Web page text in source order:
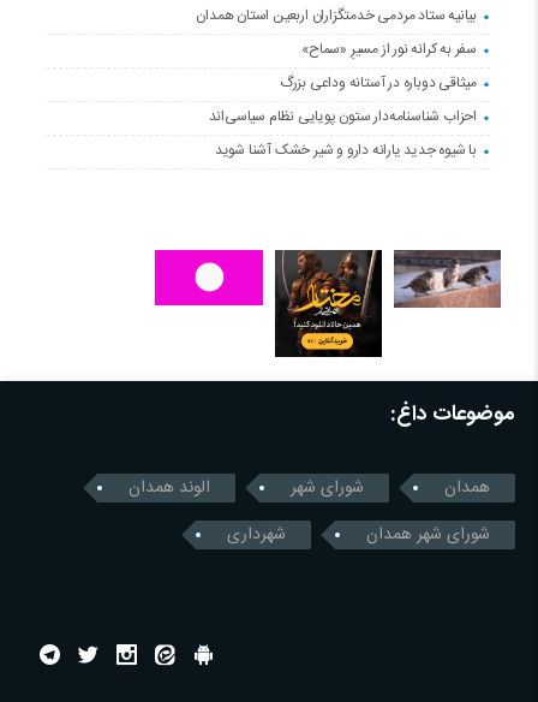
بیانیه ستاد مردمی خدمتگزاران اربعین استان همدان
سفر به کرانه‌ نور از مسیرِ «سماح»
میثاقی دوباره در آستانه‌ وداعی بزرگ
احزاب شناسنامه‌دار ستون پویایی نظام سیاسی‌اند
با شیوه جدید یارانه دارو و شیر خشک آشنا شوید
موضوعات داغ:
همدان شورای شهر
الوند همدان
شورای شهر همدان
شهرداری